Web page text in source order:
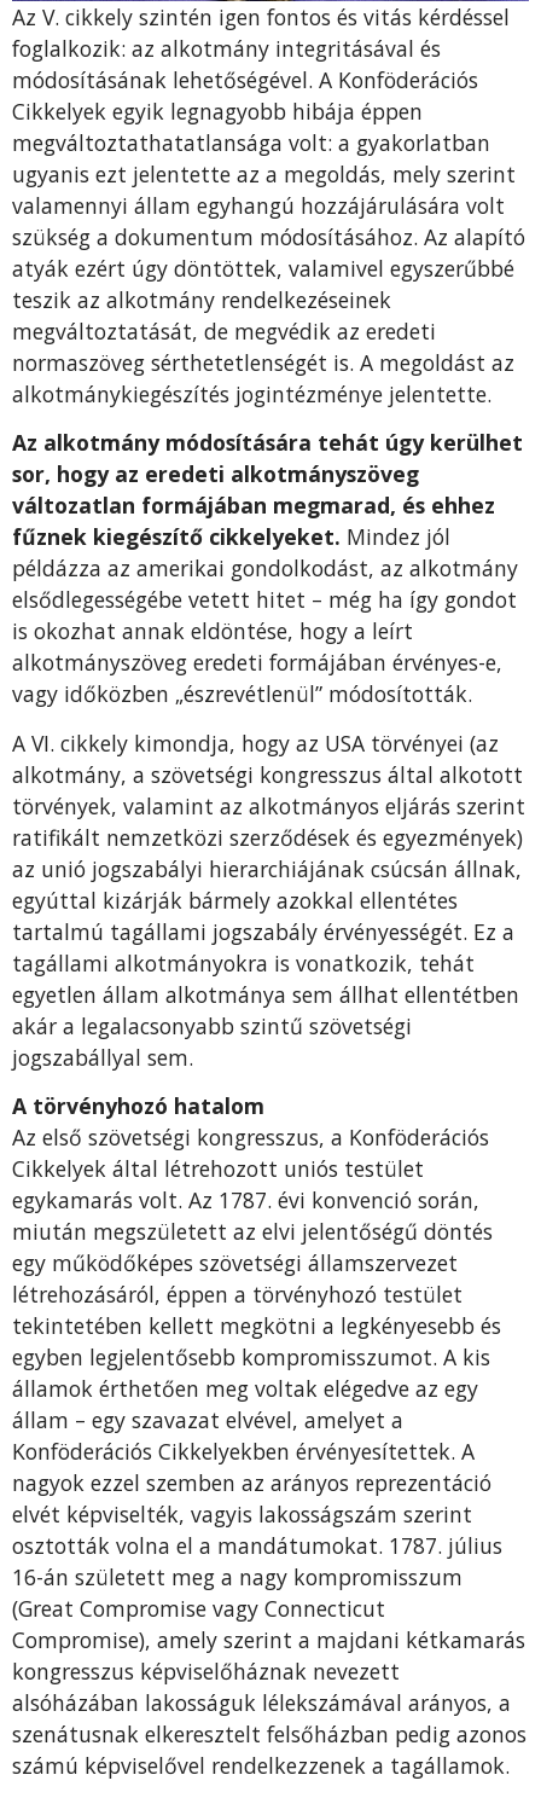
Az V. cikkely szintén igen fontos és vitás kérdéssel
foglalkozik: az alkotmány integritásával és
módosításának lehetőségével. A Konföderációs
Cikkelyek egyik legnagyobb hibája éppen
megváltoztathatatlansága volt: a gyakorlatban
ugyanis ezt jelentette az a megoldás, mely szerint
valamennyi állam egyhangú hozzájárulására volt
szükség a dokumentum módosításához. Az alapító
atyák ezért úgy döntöttek, valamivel egyszerűbbé
teszik az alkotmány rendelkezéseinek
megváltoztatását, de megvédik az eredeti
normaszöveg sérthetetlenségét is. A megoldást az
alkotmánykiegészítés jogintézménye jelentette.
Az alkotmány módosítására tehát úgy kerülhet
sor, hogy az eredeti alkotmányszöveg
változatlan formájában megmarad, és ehhez
fűznek kiegészítő cikkelyeket. Mindez jól
példázza az amerikai gondolkodást, az alkotmány
elsődlegességébe vetett hitet – még ha így gondot
is okozhat annak eldöntése, hogy a leírt
alkotmányszöveg eredeti formájában érvényes-e,
vagy időközben „észrevétlenül” módosították.
A VI. cikkely kimondja, hogy az USA törvényei (az
alkotmány, a szövetségi kongresszus által alkotott
törvények, valamint az alkotmányos eljárás szerint
ratifikált nemzetközi szerződések és egyezmények)
az unió jogszabályi hierarchiájának csúcsán állnak,
egyúttal kizárják bármely azokkal ellentétes
tartalmú tagállami jogszabály érvényességét. Ez a
tagállami alkotmányokra is vonatkozik, tehát
egyetlen állam alkotmánya sem állhat ellentétben
akár a legalacsonyabb szintű szövetségi
jogszabállyal sem.
A törvényhozó hatalom
Az első szövetségi kongresszus, a Konföderációs
Cikkelyek által létrehozott uniós testület
egykamarás volt. Az 1787. évi konvenció során,
miután megszületett az elvi jelentőségű döntés
egy működőképes szövetségi államszervezet
létrehozásáról, éppen a törvényhozó testület
tekintetében kellett megkötni a legkényesebb és
egyben legjelentősebb kompromisszumot. A kis
államok érthetően meg voltak elégedve az egy
állam – egy szavazat elvével, amelyet a
Konföderációs Cikkelyekben érvényesítettek. A
nagyok ezzel szemben az arányos reprezentáció
elvét képviselték, vagyis lakosságszám szerint
osztották volna el a mandátumokat. 1787. július
16-án született meg a nagy kompromisszum
(Great Compromise vagy Connecticut
Compromise), amely szerint a majdani kétkamarás
kongresszus képviselőháznak nevezett
alsóházában lakosságuk lélekszámával arányos, a
szenátusnak elkeresztelt felsőházban pedig azonos
számú képviselővel rendelkezzenek a tagállamok.